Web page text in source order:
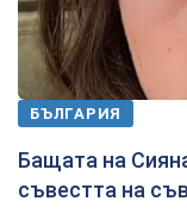
БЪЛГАРИЯ
Бащата на
съвестта на